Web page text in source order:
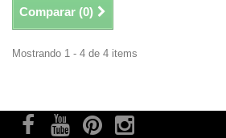
Comparar (0)
Mostrando 1 - 4 de 4 items